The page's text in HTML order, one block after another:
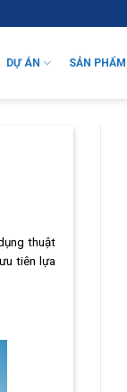
DỰ ÁN SẢN PHẨM
thuật
tiên lựa